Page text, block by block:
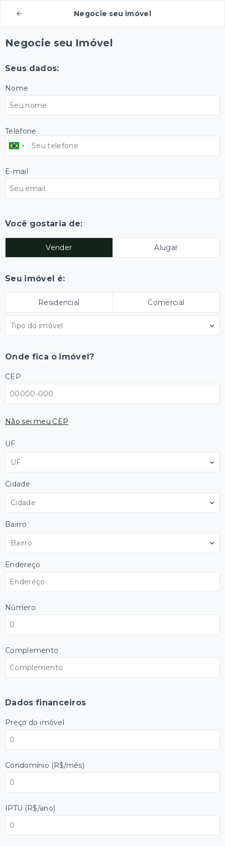
Negocie seu imóvel
Negocie seu Imóvel
Seus dados:
Nome
Telefone
E-mail
Você gostaria de:
Vender Alugar
Seu imóvel é:
Residencial Comercial
Tipo do imóvel
Onde fica o imóvel?
CEP
Não sei meu CEP
UF
UF
Cidade
Cidade
Bairro
Bairro
Endereço
Número
Complemento
Dados financeiros
Preço do imóvel
Condomínio (R$/mês)
IPTU (R$/ano)